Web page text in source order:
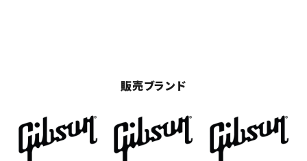
販売ブランド